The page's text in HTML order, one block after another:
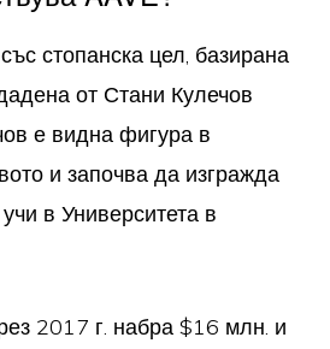
стопанска цел, базирана
от Стани Кулечов
е видна фигура в
и започва да изгражда
в Университета в
2017 г. набра $16 млн. и